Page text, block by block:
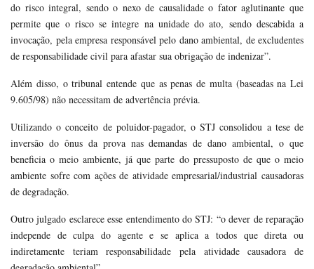
do risco integral, sendo o nexo de causalidade o fator aglutinante que
permite que o risco se integre na unidade do ato, sendo descabida a
invocação, pela empresa responsável pelo dano ambiental, de excludentes
de responsabilidade civil para afastar sua obrigação de indenizar”.
Além disso, o tribunal entende que as penas de multa (baseadas na Lei
9.605/98) não necessitam de advertência prévia.
Utilizando o conceito de poluidor-pagador, o STJ consolidou a tese de
inversão do ônus da prova nas demandas de dano ambiental, o que
beneficia o meio ambiente, já que parte do pressuposto de que o meio
ambiente sofre com ações de atividade empresarial/industrial causadoras
de degradação.
Outro julgado esclarece esse entendimento do STJ: “o dever de reparação
independe de culpa do agente e se aplica a todos que direta ou
indiretamente teriam responsabilidade pela atividade causadora de